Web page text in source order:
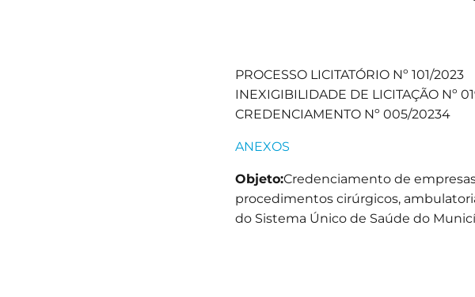
PROCESSO LICITATÓRIO Nº 101/2023
INEXIGIBILIDADE DE LICITAÇÃO Nº
CREDENCIAMENTO Nº 005/20234
ANEXOS
Objeto:Credenciamento de
procedimentos cirúrgicos,
do Sistema Único de Saúde do